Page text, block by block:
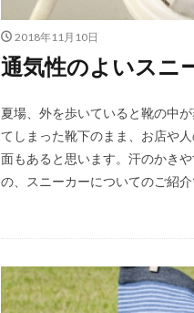
2018年11月10日
通気性のよいスニ
夏場、外を歩いていると靴の中
てしまった靴下のまま、お店や
面もあると思います。汗のかき
の、スニーカーについてのご紹介